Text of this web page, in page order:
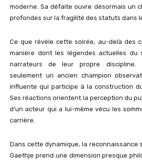
moderne. Sa défaite ouvre désormais un
profondes sur la fragilité des statuts dans
Ce que révèle cette soirée, au-delà des
manière dont les légendes actuelles du
narrateurs de leur propre discipline.
seulement un ancien champion
influente qui participe à la construction
Ses réactions orientent la perception du
d’un acteur qui a lui-même vécu les
carrière.
Dans cette dynamique, la reconnaissance
Gaethje prend une dimension presque